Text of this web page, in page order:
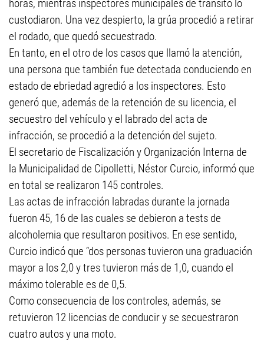
horas, mientras inspectores municipales de tránsito lo
custodiaron. Una vez despierto, la grúa procedió a retirar
el rodado, que quedó secuestrado.
En tanto, en el otro de los casos que llamó la atención,
una persona que también fue detectada conduciendo en
estado de ebriedad agredió a los inspectores. Esto
generó que, además de la retención de su licencia, el
secuestro del vehículo y el labrado del acta de
infracción, se procedió a la detención del sujeto.
El secretario de Fiscalización y Organización Interna de
la Municipalidad de Cipolletti, Néstor Curcio, informó que
en total se realizaron 145 controles.
Las actas de infracción labradas durante la jornada
fueron 45, 16 de las cuales se debieron a tests de
alcoholemia que resultaron positivos. En ese sentido,
Curcio indicó que “dos personas tuvieron una graduación
mayor a los 2,0 y tres tuvieron más de 1,0, cuando el
máximo tolerable es de 0,5.
Como consecuencia de los controles, además, se
retuvieron 12 licencias de conducir y se secuestraron
cuatro autos y una moto.